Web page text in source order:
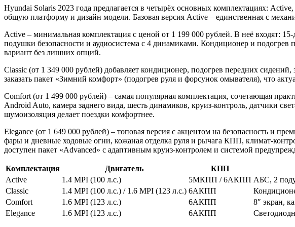
Hyundai Solaris 2023 года предлагается в четырёх основных комплектациях:
общую платформу и дизайн модели. Базовая версия Active – единственная с
Active – минимальная комплектация с ценой от 1 199 000 рублей. В неё входят:
подушки безопасности и аудиосистема с 4 динамиками. Кондиционер и подогрев
вариант без лишних опций.
Classic (от 1 349 000 рублей) добавляет кондиционер, подогрев передних
заказать пакет «Зимний комфорт» (подогрев руля и форсунок омывателя), что
Comfort (от 1 499 000 рублей) – самая популярная комплектация, сочетающая
Android Auto, камера заднего вида, шесть динамиков, круиз-контроль, датчики
шумоизоляция делает поездки комфортнее.
Elegance (от 1 649 000 рублей) – топовая версия с акцентом на безопасность и
фары и дневные ходовые огни, кожаная отделка руля и рычага КПП, климат-
доступен пакет «Advanced» с адаптивным круиз-контролем и системой
Комплектация Двигатель КПП
Active
1.4 MPI (100 л.с.) 5МКПП / 6АКПП АБС, 2
Classic
1.4 MPI (100 л.с.) / 1.6 MPI (123 л.с.) 6АКПП
Comfort
1.6 MPI (123 л.с.) 6АКПП 8″ экран,
Elegance
1.6 MPI (123 л.с.) 6АКПП